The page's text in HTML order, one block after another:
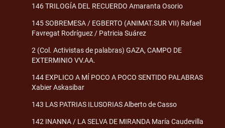
146 TRILOGÍA DEL RECUERDO Amaranta Osorio
145 SOBREMESA / EGBERTO (ANIMAT.SUR VII) Rafael
Favregat Rodríguez / Patricia Suárez
2 (Col. Activistas de palabras) GAZA, CAMPO DE
EXTERMINIO VV.AA.
144 EXPLICO A MÍ POCO A POCO SENTIDO PALABRAS
Xabier Askasibar
143 LAS PATRIAS ILUSORIAS Alberto de Casso
142 INANNA / LA SELVA DE MIRANDA María Caudevilla